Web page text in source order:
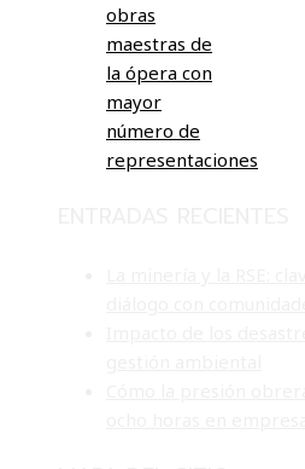
obras
maestras de
la ópera con
mayor
número de
representaciones